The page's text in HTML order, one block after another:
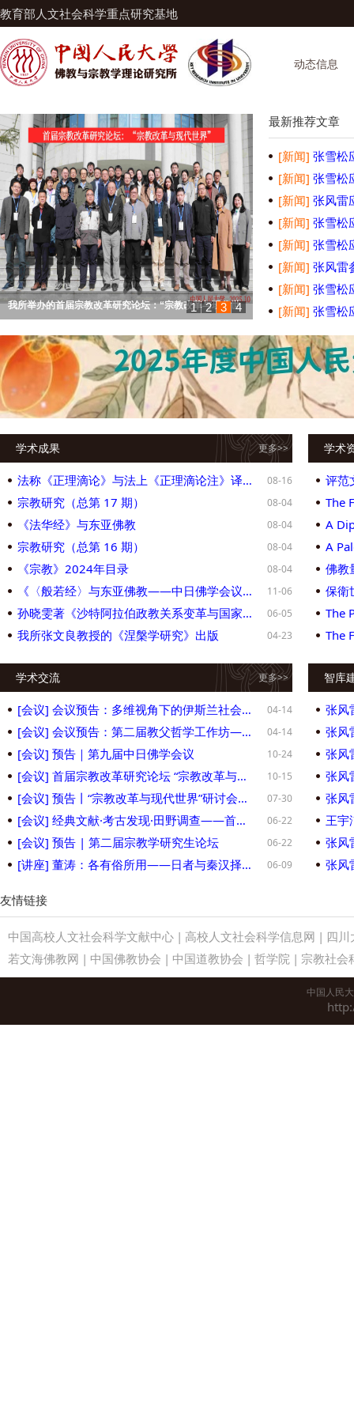
教育部人文社会科学重点研究基地
动态信息
第九届中日佛学会议在中国人民大学举行
我所与四川省民族宗教委员会联合举办的“宗教自我管理制
度与我国宗教中国化”研讨活动在四川峨眉山市举行
我所举办的首届宗教改革研究论坛：“宗教改革与现代世
界”研讨会在中国人民大学举行
第三届中国人民大学宗教学专业论坛在广州成功举办
1 2 3 4
最新推荐文章
[新闻] 张雪松
[新闻] 张雪松
[新闻] 张风雷
[新闻] 张雪松
[新闻] 张雪松
[新闻] 张风雷
[新闻] 张雪松
[新闻] 张雪松
更多>>
学术成果
法称《正理滴论》与法上《正理滴论注》译注与研究 08-16
宗教研究（总第 17 期） 08-04
《法华经》与东亚佛教 08-04
宗教研究（总第 16 期） 08-04
《宗教》2024年目录 08-04
《〈般若经〉与东亚佛教——中日佛学会议论文集》 11-06
孙晓雯著《沙特阿拉伯政教关系变革与国家现代化进程》出版 06-05
我所张文良教授的《涅槃学研究》出版 04-23
学术
佛教
保衛
更多>>
学术交流
[会议] 会议预告：多维视角下的伊斯兰社会与文化研讨会 04-14
[会议] 会议预告：第二届教父哲学工作坊——“奥古斯丁与哲学史” 04-14
[会议] 预告｜第九届中日佛学会议 10-24
[会议] 首届宗教改革研究论坛 “宗教改革与现代世界”议程 10-15
[会议] 预告丨“宗教改革与现代世界”研讨会（10月17—19日） 07-30
[会议] 经典文献·考古发现·田野调查——首届交叉学科与多元视野中的道教前沿研究学术工作坊 06-22
[会议] 预告 | 第二届宗教学研究生论坛 06-22
[讲座] 董涛：各有俗所用——日者与秦汉择日习俗 06-09
智库
张风
友情链接
中国高校人文社会科学文献中心 | 高校人文社会科学信息网 | 四
若文海佛教网 | 中国佛教协会 | 中国道教协会 | 哲学院 | 宗教社会
中国人民